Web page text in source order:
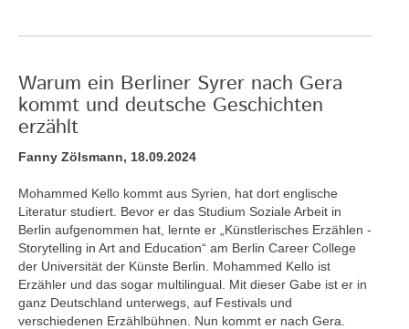
Warum ein Berliner Syrer nach Gera
kommt und deutsche Geschichten
erzählt
Fanny Zölsmann, 18.09.2024
Mohammed Kello kommt aus Syrien, hat dort englische
Literatur studiert. Bevor er das Studium Soziale Arbeit in
Berlin aufgenommen hat, lernte er „Künstlerisches Erzählen -
Storytelling in Art and Education“ am Berlin Career College
der Universität der Künste Berlin. Mohammed Kello ist
Erzähler und das sogar multilingual. Mit dieser Gabe ist er in
ganz Deutschland unterwegs, auf Festivals und
verschiedenen Erzählbühnen. Nun kommt er nach Gera.